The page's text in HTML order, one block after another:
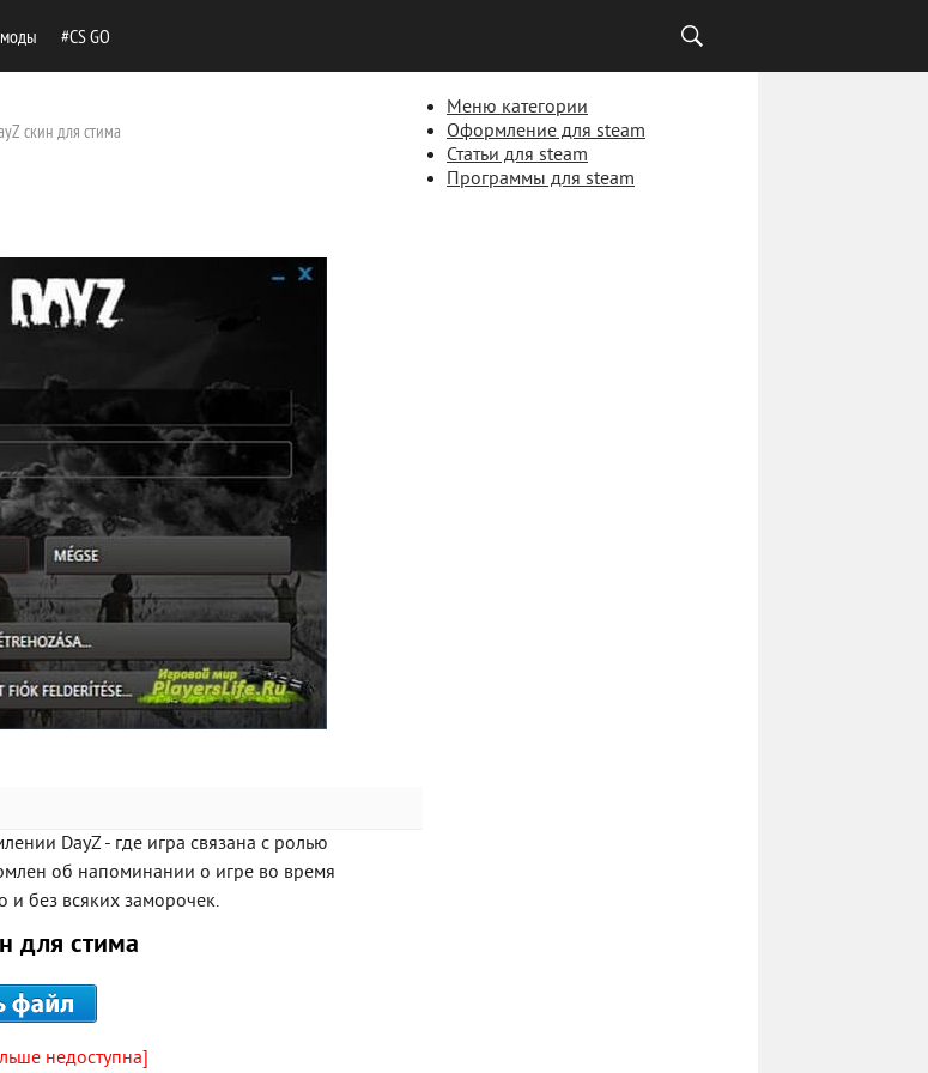
#CS GO
скин для стима
DayZ - где игра связана с ролью
об напоминании о игре во время
и без всяких заморочек.
для стима
недоступна]
Меню категории
Оформление для steam
Статьи для steam
Программы для steam